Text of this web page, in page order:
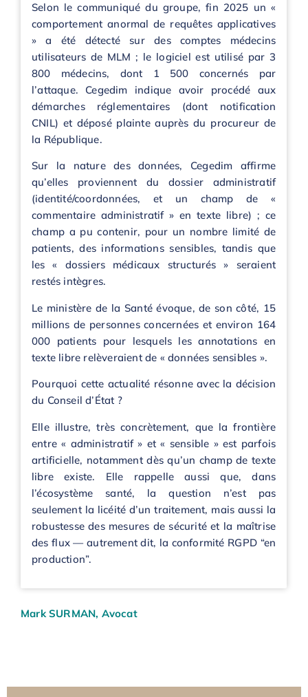
Selon le communiqué du groupe, fin 2025 un «
comportement anormal de requêtes applicatives
» a été détecté sur des comptes médecins
utilisateurs de MLM ; le logiciel est utilisé par 3
800 médecins, dont 1 500 concernés par
l’attaque. Cegedim indique avoir procédé aux
démarches réglementaires (dont notification
CNIL) et déposé plainte auprès du procureur de
la République.
Sur la nature des données, Cegedim affirme
qu’elles proviennent du dossier administratif
(identité/coordonnées, et un champ de «
commentaire administratif » en texte libre) ; ce
champ a pu contenir, pour un nombre limité de
patients, des informations sensibles, tandis que
les « dossiers médicaux structurés » seraient
restés intègres.
Le ministère de la Santé évoque, de son côté, 15
millions de personnes concernées et environ 164
000 patients pour lesquels les annotations en
texte libre relèveraient de « données sensibles ».
Pourquoi cette actualité résonne avec la décision
du Conseil d’État ?
Elle illustre, très concrètement, que la frontière
entre « administratif » et « sensible » est parfois
artificielle, notamment dès qu’un champ de texte
libre existe. Elle rappelle aussi que, dans
l’écosystème santé, la question n’est pas
seulement la licéité d’un traitement, mais aussi la
robustesse des mesures de sécurité et la maîtrise
des flux — autrement dit, la conformité RGPD “en
production”.
Mark SURMAN, Avocat